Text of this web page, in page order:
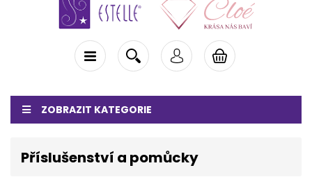
ZOBRAZIT KATEGORIE
Příslušenství a pomůcky